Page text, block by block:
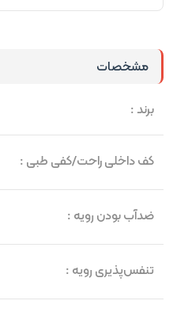
مشخصات
برند :
کف داخلی راحت/کفی طبی :
ضدآب بودن رویه :
تنفس‌پذیری رویه :